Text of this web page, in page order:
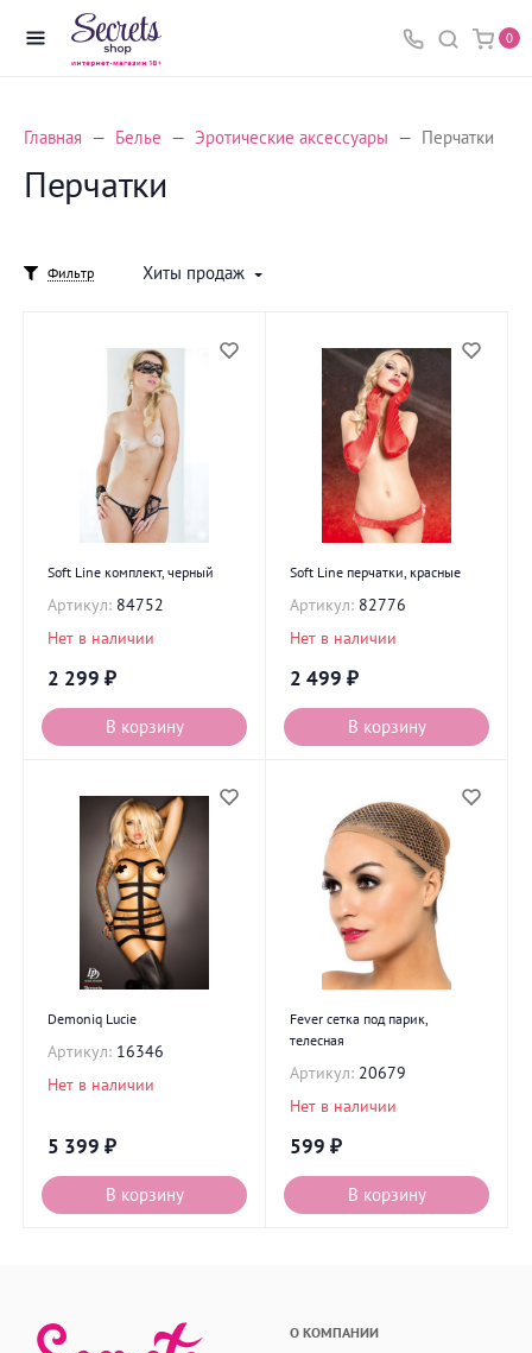
0
Главная Белье Эротические аксессуары Перчатки
Перчатки
Фильтр Хиты продаж
Soft Line комплект, черный
Артикул: 84752
Нет в наличии
2 299 ₽
В корзину
Soft Line перчатки, красные
Артикул: 82776
Нет в наличии
2 499 ₽
В корзину
Demoniq Lucie
Артикул: 16346
Нет в наличии
5 399 ₽
В корзину
Fever сетка под парик,
телесная
Артикул: 20679
Нет в наличии
599 ₽
В корзину
О КОМПАНИИ